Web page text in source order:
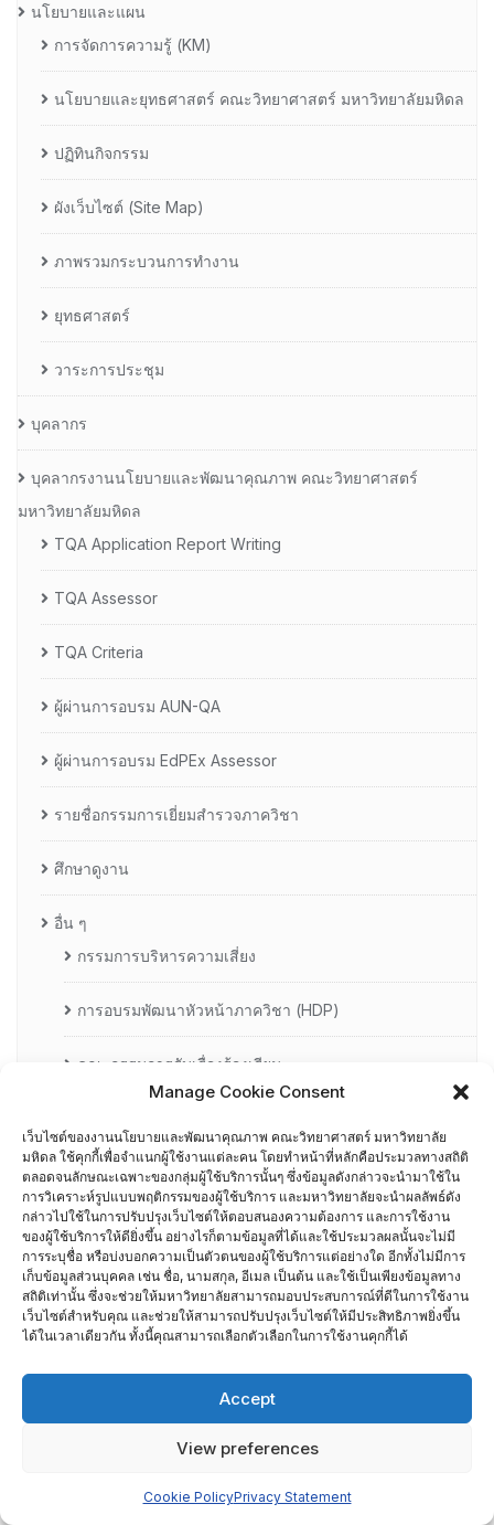
Manage Cookie Consent
เว็บไซต์ของงานนโยบายและพัฒนาคุณภาพ คณะวิทยาศาสตร์ มหาวิทยาลัย
มหิดล ใช้คุกกี้เพื่อจำแนกผู้ใช้งานแต่ละคน โดยทำหน้าที่หลักคือประมวลทางสถิติ
ตลอดจนลักษณะเฉพาะของกลุ่มผู้ใช้บริการนั้นๆ ซึ่งข้อมูลดังกล่าวจะนำมาใช้ใน
การวิเคราะห์รูปแบบพฤติกรรมของผู้ใช้บริการ และมหาวิทยาลัยจะนำผลลัพธ์ดัง
กล่าวไปใช้ในการปรับปรุงเว็บไซต์ให้ตอบสนองความต้องการ และการใช้งาน
ของผู้ใช้บริการให้ดียิ่งขึ้น อย่างไรก็ตามข้อมูลที่ได้และใช้ประมวลผลนั้นจะไม่มี
การระบุชื่อ หรือบ่งบอกความเป็นตัวตนของผู้ใช้บริการแต่อย่างใด อีกทั้งไม่มีการ
เก็บข้อมูลส่วนบุคคล เช่น ชื่อ, นามสกุล, อีเมล เป็นต้น และใช้เป็นเพียงข้อมูลทาง
สถิติเท่านั้น ซึ่งจะช่วยให้มหาวิทยาลัยสามารถมอบประสบการณ์ที่ดีในการใช้งาน
เว็บไซต์สำหรับคุณ และช่วยให้สามารถปรับปรุงเว็บไซต์ให้มีประสิทธิภาพยิ่งขึ้น
ได้ในเวลาเดียวกัน ทั้งนี้คุณสามารถเลือกตัวเลือกในการใช้งานคุกกี้ได้
Accept
View preferences
Cookie PolicyPrivacy Statement
นโยบายและแผน
การจัดการความรู้ (KM)
นโยบายและยุทธศาสตร์ คณะวิทยาศาสตร์ มหาวิทยาลัยมหิดล
ปฏิทินกิจกรรม
ผังเว็บไซต์ (Site Map)
ภาพรวมกระบวนการทำงาน
ยุทธศาสตร์
วาระการประชุม
บุคลากร
บุคลากรงานนโยบายและพัฒนาคุณภาพ คณะวิทยาศาสตร์
มหาวิทยาลัยมหิดล
TQA Application Report Writing
TQA Assessor
TQA Criteria
ผู้ผ่านการอบรม AUN-QA
ผู้ผ่านการอบรม EdPEx Assessor
รายชื่อกรรมการเยี่ยมสำรวจภาควิชา
ศึกษาดูงาน
อื่น ๆ
กรรมการบริหารความเสี่ยง
การอบรมพัฒนาหัวหน้าภาควิชา (HDP)
คณะกรรมการรับเรื่องร้องเรียน
คุณภาพ
คณะผู้บริหารคณะวิทยาศาสตร์ ปี 2558- 2562
ผู้ตรวจประเมิน MUQD
ผู้บริหาร
ประกันคุณภาพภายนอก
การประเมินส่วนงานโดย TRIS ปี 2556-2559